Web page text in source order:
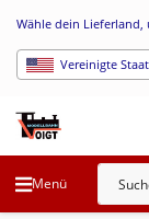
Wähle dein Lieferland,
Vereinigte
Menü